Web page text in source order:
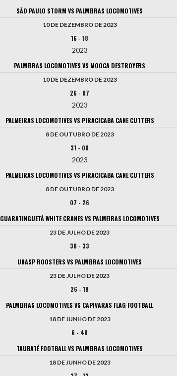
SÃO PAULO STORM VS PALMEIRAS LOCOMOTIVES
10 DE DEZEMBRO DE 2023
16 -18
2023
PALMEIRAS LOCOMOTIVES VS MOOCA DESTROYERS
10 DE DEZEMBRO DE 2023
26 - 07
2023
PALMEIRAS LOCOMOTIVES VS PIRACICABA CANE CUTTERS
8 DE OUTUBRO DE 2023
31 - 00
2023
PALMEIRAS LOCOMOTIVES VS PIRACICABA CANE CUTTERS
8 DE OUTUBRO DE 2023
07 - 26
GUARATINGUETÁ WHITE CRANES VS PALMEIRAS LOCOMOTIVES
23 DE JULHO DE 2023
30 - 33
UNASP ROOSTERS VS PALMEIRAS LOCOMOTIVES
23 DE JULHO DE 2023
26 -19
PALMEIRAS LOCOMOTIVES VS CAPIVARAS FLAG FOOTBALL
18 DE JUNHO DE 2023
6 - 40
TAUBATÉ FOOTBALL VS PALMEIRAS LOCOMOTIVES
18 DE JUNHO DE 2023